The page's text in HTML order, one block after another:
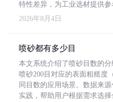
特性差异，为工业选材提供参
2026年8月4日
喷砂都有多少目
本文系统介绍了喷砂目数的
喷砂200目对应的表面粗糙度
同目数的应用场景。数据来
实践，帮助用户根据需求选择